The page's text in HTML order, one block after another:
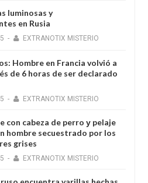
luminosas y
en Rusia
- EXTRANOTIX MISTERIO
Hombre en Francia volvió a
de 6 horas de ser declarado
- EXTRANOTIX MISTERIO
con cabeza de perro у pelaje
hombre secuestrado por los
grises
- EXTRANOTIX MISTERIO